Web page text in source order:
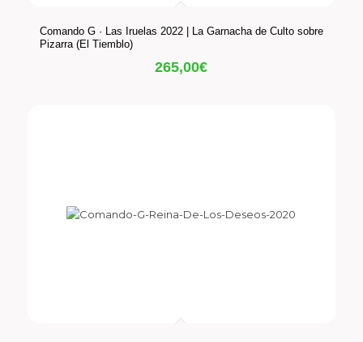
Comando G · Las Iruelas 2022 | La Garnacha de Culto sobre
Pizarra (El Tiemblo)
265,00€